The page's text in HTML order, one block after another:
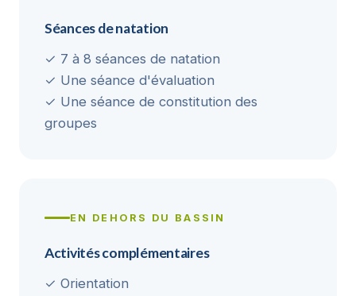
Séances de natation
✓ 7 à 8 séances de natation
✓ Une séance d'évaluation
✓ Une séance de constitution des
groupes
EN DEHORS DU BASSIN
Activités complémentaires
✓ Orientation